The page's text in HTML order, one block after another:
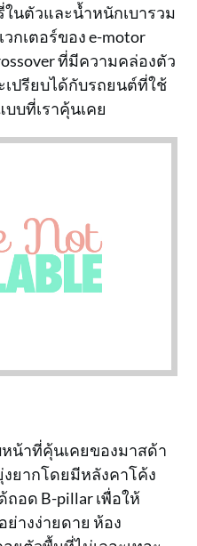
ในตัวและน้ำหนักเบารวม
กเตอร์ของ e-motor
ที่มีความคล่องตัว
เปรียบได้กับรถยนต์ที่ใช้
บที่เราคุ้นเคย
น้าที่คุ้นเคยของมาสด้า
ยากโดยมีหลังคาโค้ง
ถอด B-pillar เพื่อให้
ย่างง่ายดาย ห้อง